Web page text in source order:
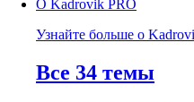
О Kadrovik PRO
Узнайте больше о
Все 34 темы